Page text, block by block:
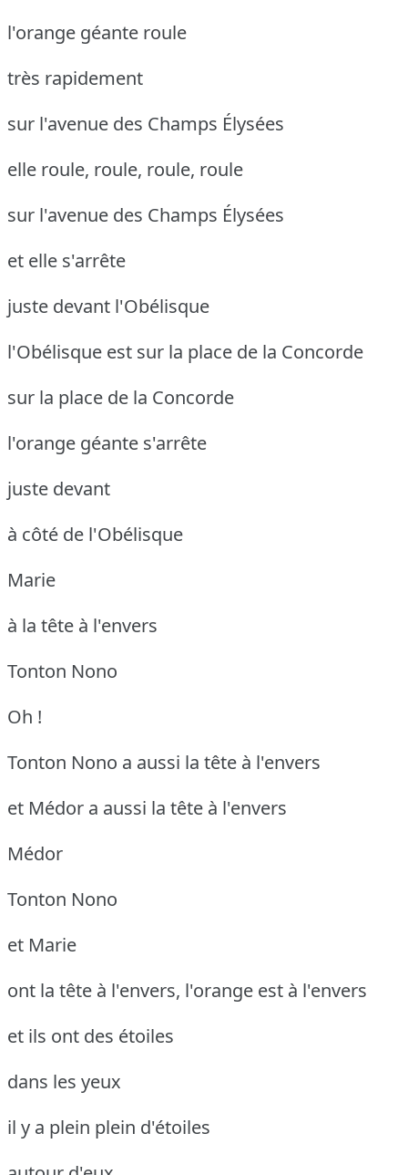
l'orange géante roule
très rapidement
sur l'avenue des Champs Élysées
elle roule, roule, roule, roule
sur l'avenue des Champs Élysées
et elle s'arrête
juste devant l'Obélisque
l'Obélisque est sur la place de la Concorde
sur la place de la Concorde
l'orange géante s'arrête
juste devant
à côté de l'Obélisque
Marie
à la tête à l'envers
Tonton Nono
Oh !
Tonton Nono a aussi la tête à l'envers
et Médor a aussi la tête à l'envers
Médor
Tonton Nono
et Marie
ont la tête à l'envers, l'orange est à l'envers
et ils ont des étoiles
dans les yeux
il y a plein plein d'étoiles